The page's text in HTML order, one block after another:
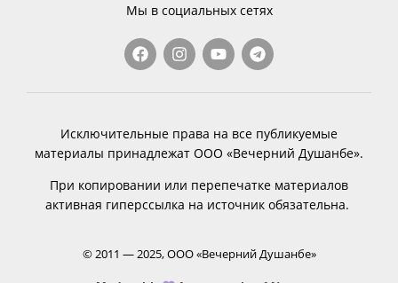
Мы в социальных сетях
Исключительные права на все публикуемые
материалы принадлежат ООО «Вечерний Душанбе».
При копировании или перепечатке материалов
активная гиперссылка на источник обязательна.
© 2011 — 2025, ООО «Вечерний Душанбе»